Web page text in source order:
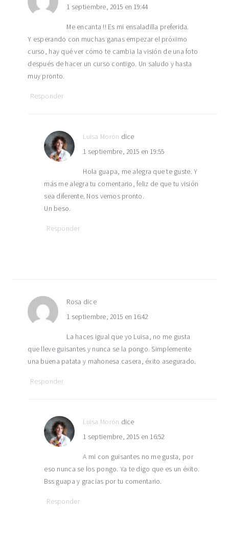
1 septiembre, 2015 en 19:44
Me encanta !! Es mi ensaladilla preferida.
Y esperando con muchas ganas empezar el próximo
curso, hay qué ver cómo te cambia la visión de una foto
después de hacer un curso contigo. Un saludo y hasta
muy pronto.
Responder
Luisa Morón dice
1 septiembre, 2015 en 19:55
Hola guapa, me alegra que te guste. Y
más me alegra tu comentario, feliz de que tu visión
sea diferente. Nos vemos pronto.
Un beso.
Responder
Rosa dice
1 septiembre, 2015 en 16:42
La haces igual que yo Luisa, no me gusta
que lleve guisantes y nunca se la pongo. Simplemente
una buena patata y mahonesa casera, éxito asegurado.
Responder
Luisa Morón dice
1 septiembre, 2015 en 16:52
A mi con guisantes no me gusta, por
eso nunca se los pongo. Ya te digo que es un éxito.
Bss guapa y gracias por tu comentario.
Responder